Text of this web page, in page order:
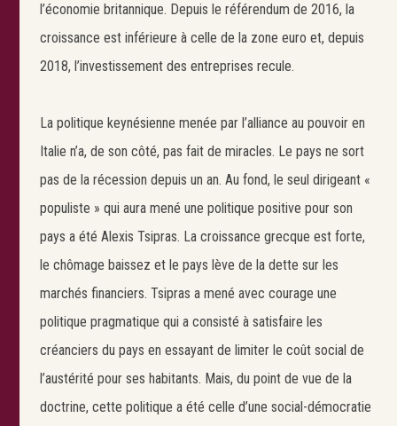
l’économie britannique. Depuis le référendum de 2016, la
croissance est inférieure à celle de la zone euro et, depuis
2018, l’investissement des entreprises recule.
La politique keynésienne menée par l’alliance au pouvoir en
Italie n’a, de son côté, pas fait de miracles. Le pays ne sort
pas de la récession depuis un an. Au fond, le seul dirigeant «
populiste » qui aura mené une politique positive pour son
pays a été Alexis Tsipras. La croissance grecque est forte,
le chômage baissez et le pays lève de la dette sur les
marchés financiers. Tsipras a mené avec courage une
politique pragmatique qui a consisté à satisfaire les
créanciers du pays en essayant de limiter le coût social de
l’austérité pour ses habitants. Mais, du point de vue de la
doctrine, cette politique a été celle d’une social-démocratie